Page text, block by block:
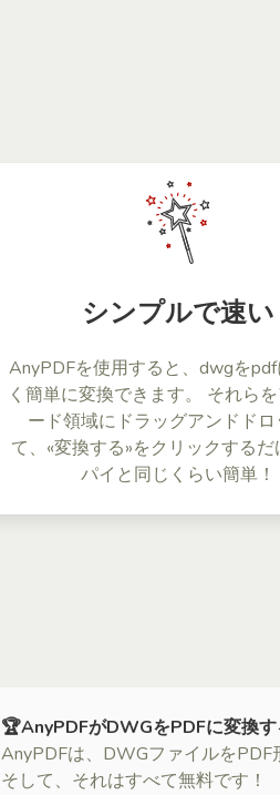
シンプルで速い
AnyPDFを使用すると、dwgを
く簡単に変換できます。 それら
ード領域にドラッグアンドドロ
て、«変換する»をクリックするだ
パイと同じくらい簡単！
🏆AnyPDFがDWGをPDFに変換
AnyPDFは、DWGファイルをPDF
そして、それはすべて無料です！